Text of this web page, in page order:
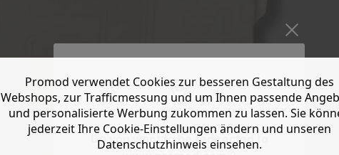
Do you want to be redirected to
Promod verwendet Cookies zur besseren Gestaltung des
Webshops, zur Trafficmessung und um Ihnen passende
und personalisierte Werbung zukommen zu lassen. Sie
jederzeit Ihre Cookie-Einstellungen ändern und unseren
Datenschutzhinweis einsehen.